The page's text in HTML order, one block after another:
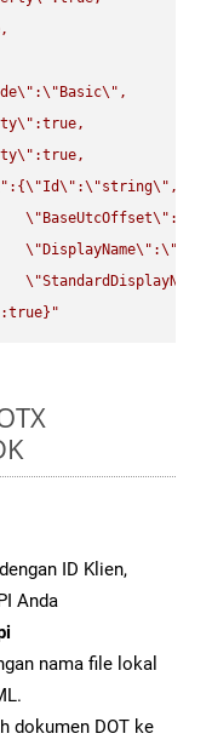
\" :\" Basic\" ,
\" :true,
\" :true,
:{\"Id\" :\"string\" ,
\" BaseUtcOffset\" :
\" DisplayName\" :\"
\"StandardDisplayName
:true}"
dengan ID Klien,
Anda
nama file lokal
dokumen DOT ke